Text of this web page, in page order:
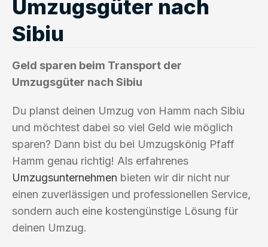
Umzugsgüter nach
Sibiu
Geld sparen beim Transport der
Umzugsgüter nach Sibiu
Du planst deinen Umzug von Hamm nach Sibiu
und möchtest dabei so viel Geld wie möglich
sparen? Dann bist du bei Umzugskönig Pfaff
Hamm genau richtig! Als erfahrenes
Umzugsunternehmen bieten wir dir nicht nur
einen zuverlässigen und professionellen Service,
sondern auch eine kostengünstige Lösung für
deinen Umzug.